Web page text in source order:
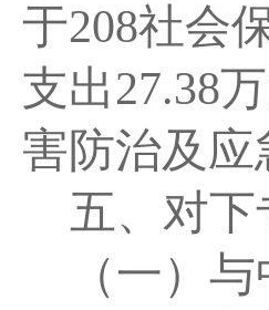
于208社会
支出27.38
害防治及应
五、 对下
（一）